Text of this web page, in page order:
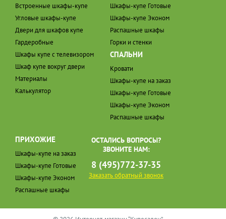
Встроенные шкафы-купе
Угловые шкафы-купе
Двери для шкафов купе
Гардеробные
Шкафы купе с телевизором
Шкаф купе вокруг двери
Материалы
Калькулятор
Шкафы-купе Готовые
Шкафы-купе Эконом
Распашные шкафы
Горки и стенки
СПАЛЬНИ
Кровати
Шкафы-купе на заказ
Шкафы-купе Готовые
Шкафы-купе Эконом
Распашные шкафы
ПРИХОЖИЕ
Шкафы-купе на заказ
Шкафы-купе Готовые
Шкафы-купе Эконом
Распашные шкафы
ОСТАЛИСЬ ВОПРОСЫ?
ЗВОНИТЕ НАМ:
8 (495)772-37-35
Заказать обратный звонок